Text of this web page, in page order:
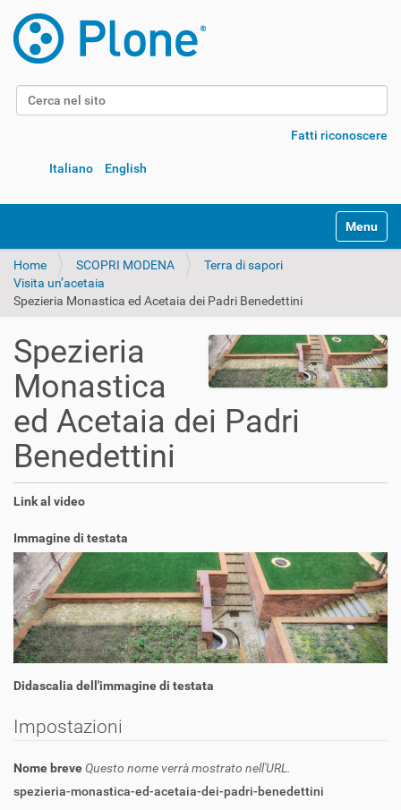
Cerca nel sito
Fatti riconoscere
Italiano English
Alterna
Home SCOPRI MODENA
Terra di sapori
Visita un’acetaia
Spezieria Monastica ed Acetaia dei Padri Benedettini
Spezieria
Monastica
ed Acetaia dei Padri
Benedettini
Link al video
Immagine di testata
Didascalia dell'immagine di testata
Impostazioni
Nome breveQuesto nome verrà mostrato nell'URL.
spezieria-monastica-ed-acetaia-dei-padri-benedettini